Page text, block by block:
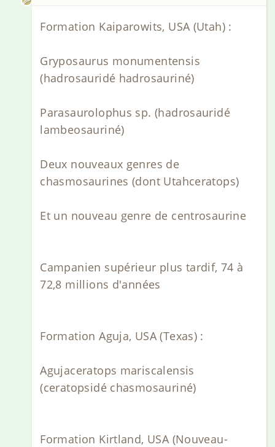
Formation Kaiparowits, USA (Utah) :
Gryposaurus monumentensis
(hadrosauridé hadrosauriné)
Parasaurolophus sp. (hadrosauridé
lambeosauriné)
Deux nouveaux genres de
chasmosaurines (dont Utahceratops)
Et un nouveau genre de centrosaurine
Campanien supérieur plus tardif, 74 à
72,8 millions d'années
Formation Aguja, USA (Texas) :
Agujaceratops mariscalensis
(ceratopsidé chasmosauriné)
Formation Kirtland, USA (Nouveau-